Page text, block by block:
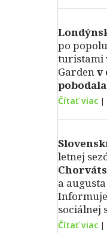
po
turistami
Gardenv
Čítať viac |
letnej
a
Informuje
sociálnej
Čítať viac |